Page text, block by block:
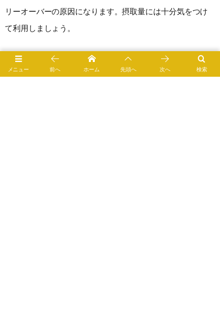
リーオーバーの原因になります。摂取量には十分気をつけ
て利用しましょう。
0
メニュー 検索
前へ ホーム 先頭へ 次へ